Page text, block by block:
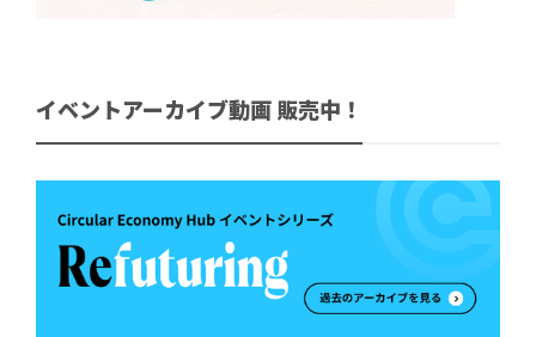
イベントアーカイブ動画 販売中！